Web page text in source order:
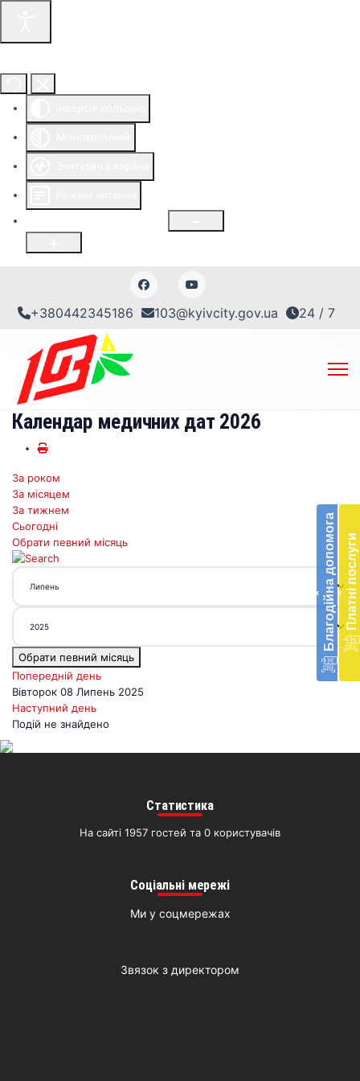
+380442345186 103@kyivcity.gov.ua 24 / 7
‹ Благодійна допомогав
‹ Платні послуги
Календар медичних дат 2026
За роком
За місяцем
За тижнем
Сьогодні
Обрати певний місяць
Обрати певний місяць
Попередній день
Вівторок 08 Липень 2025
Наступний день
Подій не знайдено
Статистика
На сайті 1957 гостей та 0 користувачів
Соціальні мережі
Ми у соцмережах
Звязок з директором